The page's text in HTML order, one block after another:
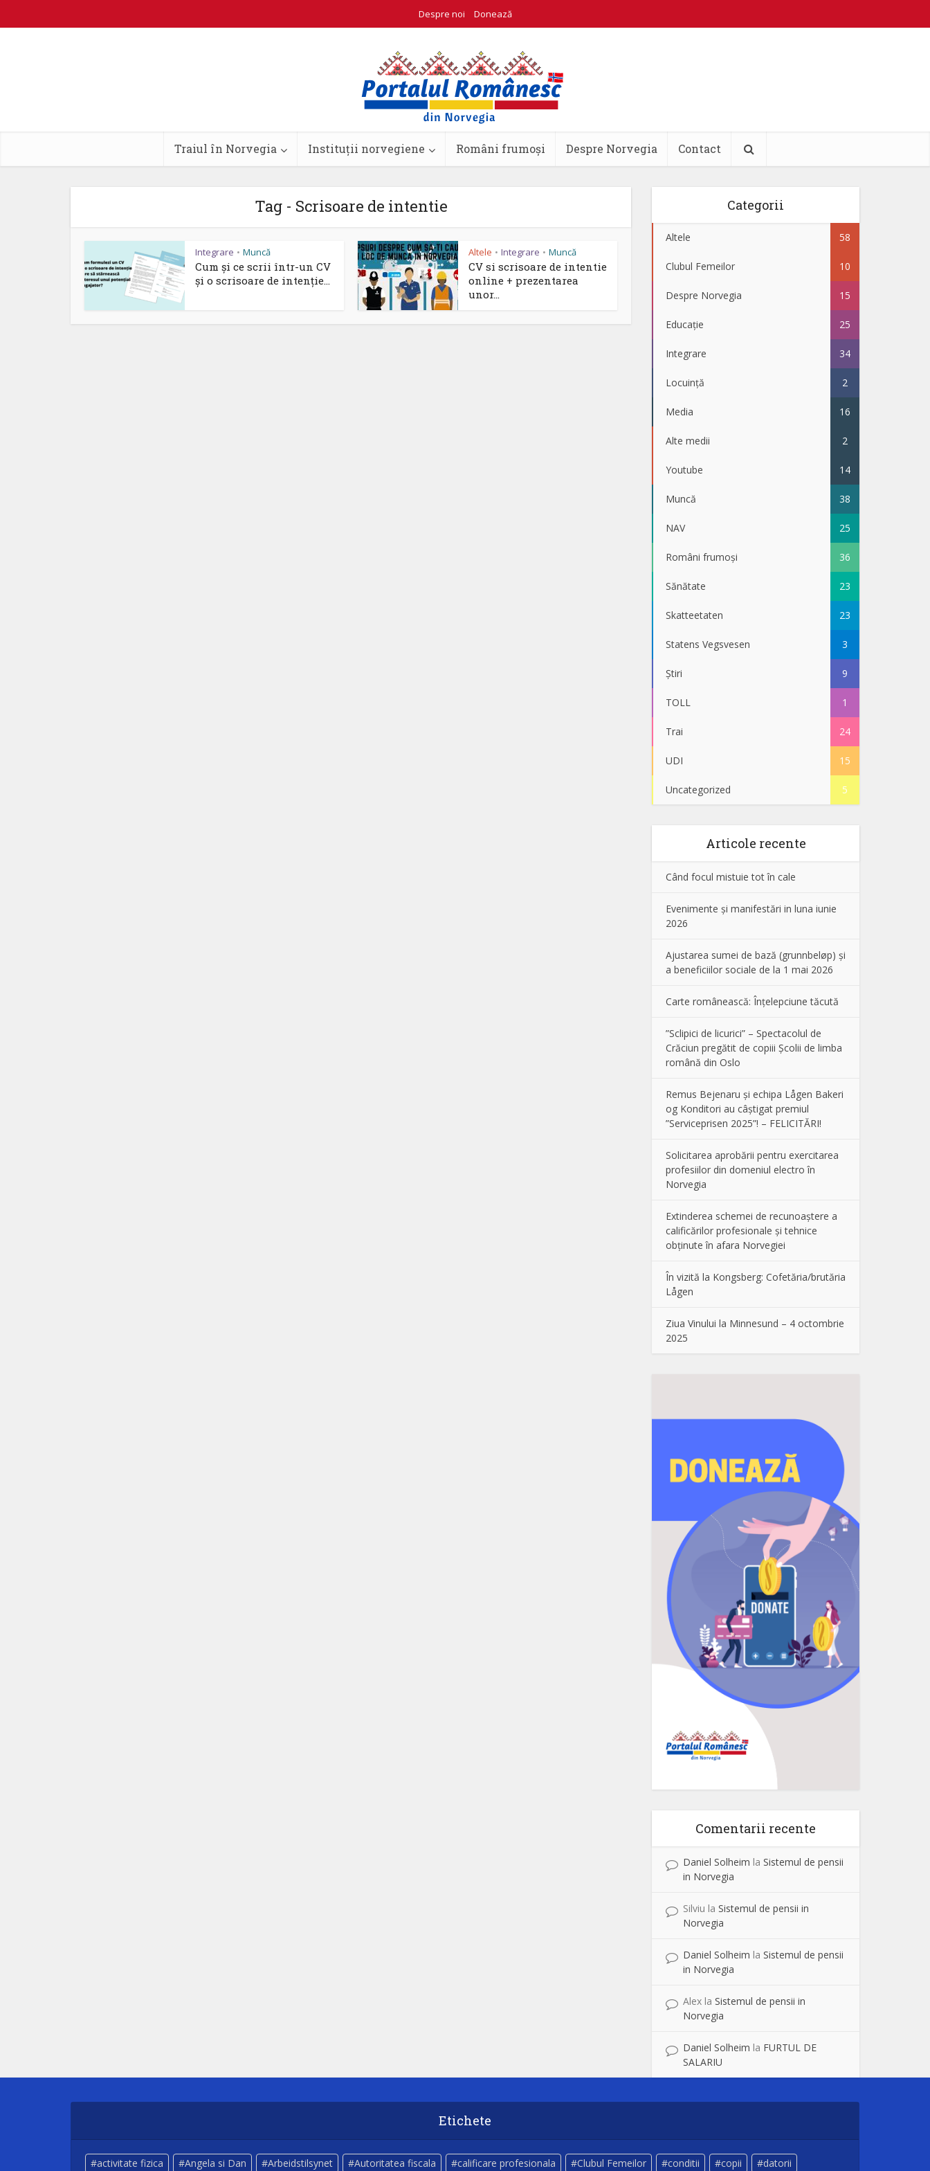
Despre noi Donează
Traiul în Norvegia Instituții norvegiene Români frumoși Despre Norvegia Contact
Tag - Scrisoare de intentie
Integrare • Muncă
Cum și ce scrii într-un CV
și o scrisoare de intenție...
Altele • Integrare • Muncă
CV si scrisoare de intentie
online + prezentarea
unor...
Categorii
Altele 58
Clubul Femeilor 10
Despre Norvegia 15
Educație 25
Integrare 34
Locuință 2
Media 16
Alte medii 2
Youtube 14
Muncă 38
NAV 25
Români frumoși 36
Sănătate 23
Skatteetaten 23
Statens Vegsvesen 3
Știri 9
TOLL 1
Trai 24
UDI 15
Uncategorized 5
Articole recente
Când focul mistuie tot în cale
Evenimente și manifestări in luna iunie
2026
Ajustarea sumei de bază (grunnbeløp) și
a beneficiilor sociale de la 1 mai 2026
Carte românească: Înțelepciune tăcută
”Sclipici de licurici” – Spectacolul de
Crăciun pregătit de copiii Școlii de limba
română din Oslo
Remus Bejenaru și echipa Lågen Bakeri
og Konditori au câștigat premiul
”Serviceprisen 2025”! – FELICITĂRI!
Solicitarea aprobării pentru exercitarea
profesiilor din domeniul electro în
Norvegia
Extinderea schemei de recunoaștere a
calificărilor profesionale și tehnice
obținute în afara Norvegiei
În vizită la Kongsberg: Cofetăria/brutăria
Lågen
Ziua Vinului la Minnesund – 4 octombrie
2025
Comentarii recente
Daniel Solheim la Sistemul de pensii
in Norvegia
Silviu la Sistemul de pensii in
Norvegia
Daniel Solheim la Sistemul de pensii
in Norvegia
Alex la Sistemul de pensii in
Norvegia
Daniel Solheim la FURTUL DE
SALARIU
Etichete
activitate fizica Angela si Dan Arbeidstilsynet Autoritatea fiscala calificare profesionala Clubul Femeilor conditii copii datorii